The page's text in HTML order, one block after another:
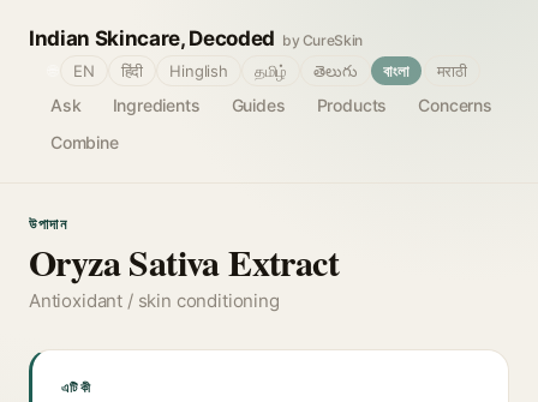
Indian Skincare, Decoded by CureSkin
Ask Ingredients Guides Products
Concerns
Combine
EN हिंदी Hinglish தமிழ் తెలుగు বাংলা मराठी
উপাদান
Oryza Sativa Extract
Antioxidant / skin conditioning
এটি কী